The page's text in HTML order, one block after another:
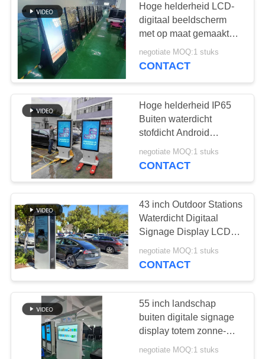
Hoge helderheid LCD-
digitaal beeldscherm
met op maat gemaakte
opties
negotiate MOQ:1 stuks
CONTACT
Hoge helderheid IP65
Buiten waterdicht
stofdicht Android
ventilatorloze LCD
Digitale signage Display
negotiate MOQ:1 stuks
CONTACT
43 inch Outdoor Stations
Waterdicht Digitaal
Signage Display LCD
Elektrische Car
Charging Stack
negotiate MOQ:1 stuks
CONTACT
55 inch landschap
buiten digitale signage
display totem zonne-
aangedreven lcd
negotiate MOQ:1 stuks